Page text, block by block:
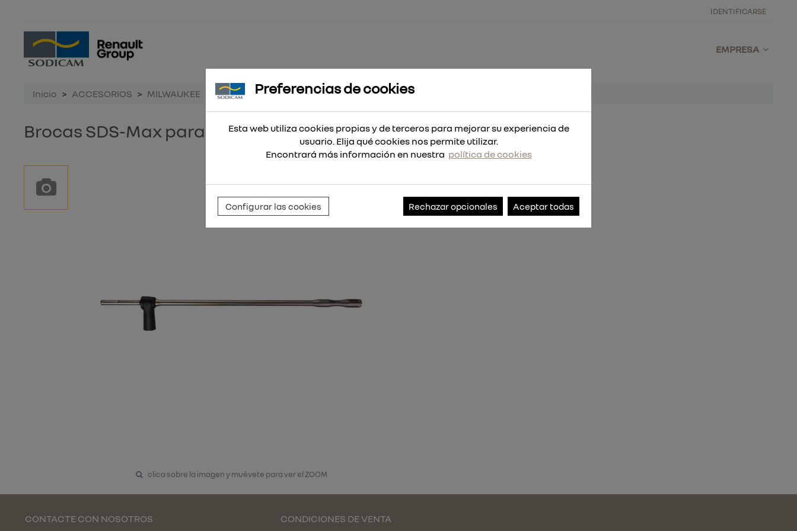
IDENTIFICARSE
EMPRESA
Inicio ACCESORIOS MILWAUKEE Brocas SDS-Max para químicos 32x900
Brocas SDS-Max para químicos 32x900
clica sobre la imagen y muévete para ver el ZOOM
CONTACTE CON NOSOTROS CONDICIONES DE VENTA
Preferencias de cookies
Esta web utiliza cookies propias y de terceros para mejorar su experiencia de
usuario. Elija qué cookies nos permite utilizar.
Encontrará más información en nuestra política de cookies
Configurar las cookies Rechazar opcionales Aceptar todas